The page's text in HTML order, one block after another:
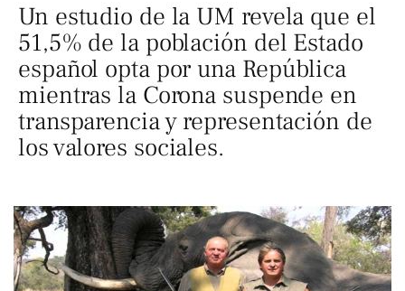
Un estudio de la UM revela que el
51,5% de la población del Estado
español opta por una República
mientras la Corona suspende en
transparencia y representación de
los valores sociales.